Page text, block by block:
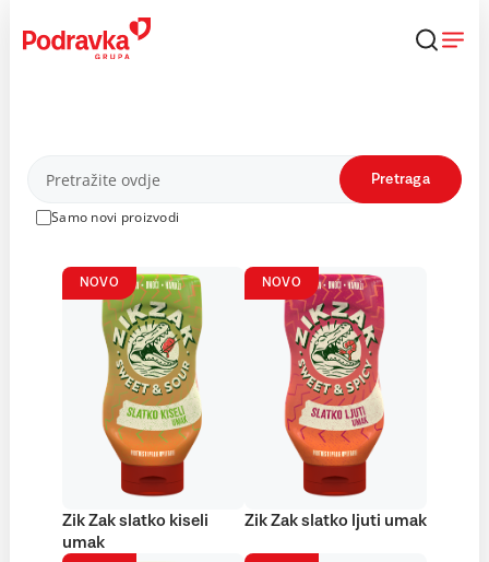
content
Proizvodi
Samo novi proizvodi
Pretraga
NOVO
Zik Zak slatko kiseli
umak
NOVO
Zik Zak slatko ljuti umak